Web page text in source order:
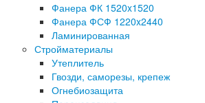
Фанера ФК 1520x1520
Фанера ФСФ 1220x2440
Ламинированная
Стройматериалы
Утеплитель
Гвозди, саморезы, крепеж
Огнебиозащита